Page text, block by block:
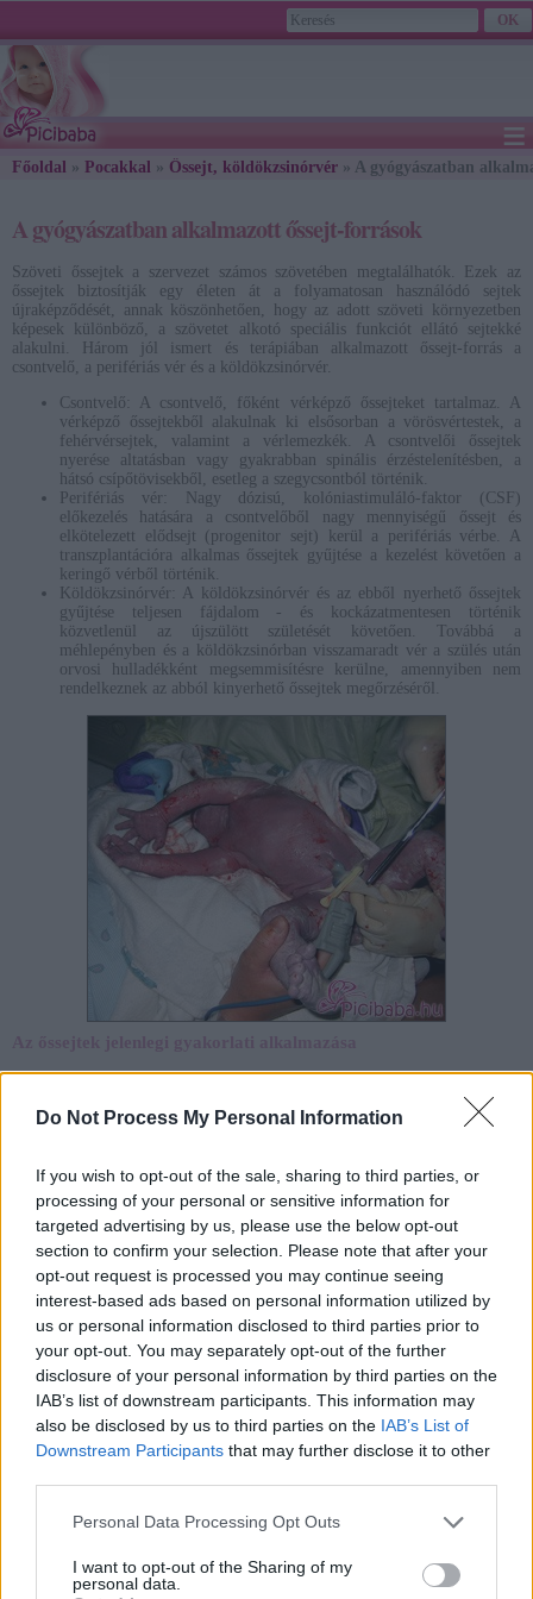
Do Not Process My Personal Information
If you wish to opt-out of the sale, sharing to third parties, or
processing of your personal or sensitive information for
targeted advertising by us, please use the below opt-out
section to confirm your selection. Please note that after your
opt-out request is processed you may continue seeing
interest-based ads based on personal information utilized by
us or personal information disclosed to third parties prior to
your opt-out. You may separately opt-out of the further
disclosure of your personal information by third parties on the
IAB’s list of downstream participants. This information may
also be disclosed by us to third parties on the IAB’s List of
Downstream Participants that may further disclose it to other
Personal Data Processing Opt Outs
I want to opt-out of the Sharing of my
personal data.
≡
Főoldal » Pocakkal » Őssejt, köldökzsinórvér » A gyógyászatban
2026. August 08., Saturday - László napja
A gyógyászatban alkalmazott őssejt-források
Szöveti őssejtek a szervezet számos szövetében megtalálhatók. Ezek az
őssejtek biztosítják egy életen át a folyamatosan használódó sejtek
újraképződését, annak köszönhetően, hogy az adott szöveti környezetben
képesek különböző, a szövetet alkotó speciális funkciót ellátó sejtekké
alakulni. Három jól ismert és terápiában alkalmazott őssejt-forrás a
csontvelő, a perifériás vér és a köldökzsinórvér.
Csontvelő: A csontvelő, főként vérképző őssejteket tartalmaz. A
vérképző őssejtekből alakulnak ki elsősorban a vörösvértestek, a
fehérvérsejtek, valamint a vérlemezkék. A csontvelői őssejtek
nyerése altatásban vagy gyakrabban spinális érzéstelenítésben, a
hátsó csípőtövisekből, esetleg a szegycsontból történik.
Perifériás vér: Nagy dózisú, kolóniastimuláló-faktor (CSF)
előkezelés hatására a csontvelőből nagy mennyiségű őssejt és
elkötelezett elődsejt (progenitor sejt) kerül a perifériás vérbe. A
transzplantációra alkalmas őssejtek gyűjtése a kezelést követően a
keringő vérből történik.
Köldökzsinórvér: A köldökzsinórvér és az ebből nyerhető őssejtek
gyűjtése teljesen fájdalom - és kockázatmentesen történik
közvetlenül az újszülött születését követően. Továbbá a
méhlepényben és a köldökzsinórban visszamaradt vér a szülés után
orvosi hulladékként megsemmisítésre kerülne, amennyiben nem
rendelkeznek az abból kinyerhető őssejtek megőrzéséről.
A köldökzsinórvér-őssejteket emberben először a csontvelő-elégtelenségben
szenvedők kezelésére használták, mivel a köldökzsinórvér-őssejtek könnyen
alakulnak át csontvelői sejtekké.
származó csontvelővel végzett transzplantációknál. A köldökzsinórvér-
őssejtek ilyen célú hasznosítása is ritkábban okozott kilökődést. Másrészt az
eddigi tapasztalatok szerint a köldökzsinórvér-őssejtek ilyen célú
alkalmazása hatékonyabb a felnőttek csontvelő beültetésénél.
Az őssejteket a károsodott területre juttatva képesek arra, hogy a károsodott
szöveteket regenerálja, újra életképessé tegye. A csontvelő rosszindulatú
daganatos betegségeiben, pl. a fehérvérűség különböző típusaiban, alkalmas
a betegek hatékony kezelésére. Az olyan rosszindulatú daganatos
betegségekben, amelyek sugárterápiát és/vagy citosztatikus (kemoterápia)
kezelést igényelnek, hasznos lenne ezeket minél nagyobb adagban
alkalmazni a gyorsan osztódó rákos sejtek elpusztítására. Ennek azonban
határt szab az ugyancsak gyorsan osztódó vérképzőszervek sejtjeinek nem-
kívánt károsodása. Az őssejtek rendelkezésre állása azonban
megengedhetővé teszi a sugár- és kemoterápia dózisának a növelését,
ezáltal pedig a daganatos sejtek hatékonyabb elpusztítását, mivel a
Az őssejtek jövőbeni felhasználási lehetőségei
Az őssejt-kutatás sokat ígérő eredményei alapján az őssejtek azon
képességének kihasználásával, hogy különböző szöveti funkcióba